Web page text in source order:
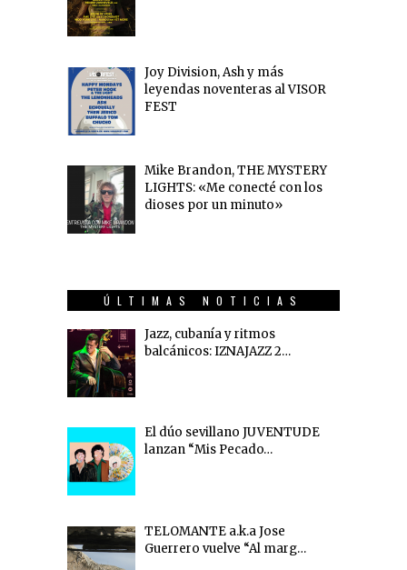
Joy Division, Ash y más
leyendas noventeras al VISOR
FEST
Mike Brandon, THE MYSTERY
LIGHTS: «Me conecté con los
dioses por un minuto»
ÚLTIMAS NOTICIAS
Jazz, cubanía y ritmos
balcánicos: IZNAJAZZ 2…
El dúo sevillano JUVENTUDE
lanzan “Mis Pecado…
TELOMANTE a.k.a Jose
Guerrero vuelve “Al marg…